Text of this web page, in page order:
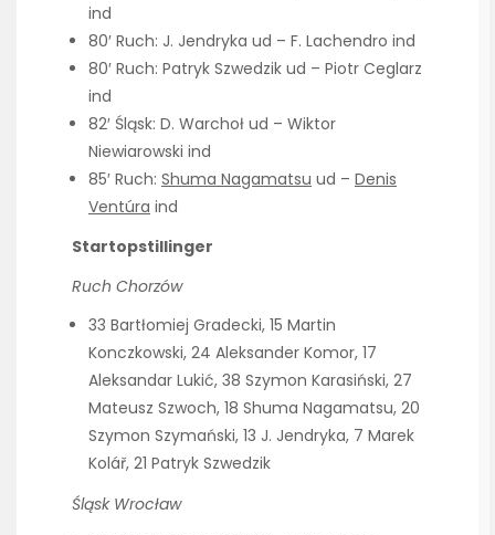
ind
80′ Ruch: J. Jendryka ud – F. Lachendro ind
80′ Ruch: Patryk Szwedzik ud – Piotr Ceglarz
ind
82′ Śląsk: D. Warchoł ud – Wiktor
Niewiarowski ind
85′ Ruch: Shuma Nagamatsu ud – Denis
Ventúra ind
Startopstillinger
Ruch Chorzów
33 Bartłomiej Gradecki, 15 Martin
Konczkowski, 24 Aleksander Komor, 17
Aleksandar Lukić, 38 Szymon Karasiński, 27
Mateusz Szwoch, 18 Shuma Nagamatsu, 20
Szymon Szymański, 13 J. Jendryka, 7 Marek
Kolář, 21 Patryk Szwedzik
Śląsk Wrocław